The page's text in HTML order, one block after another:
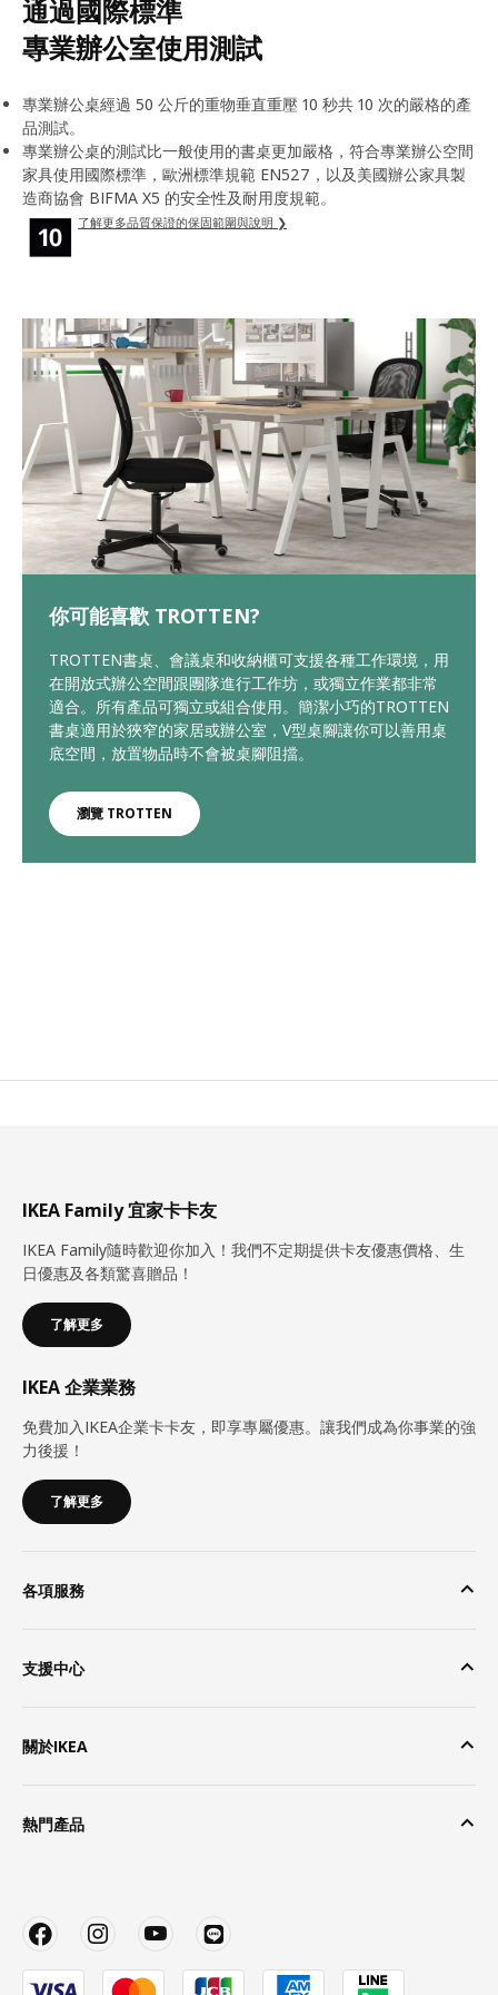
通過國際標準
專業辦公室使用測試
專業辦公桌經過 50 公斤的重物垂直重壓 10 秒共 10 次的嚴格的產
品測試。
專業辦公桌的測試比一般使用的書桌更加嚴格，符合專業辦公空間
家具使用國際標準，歐洲標準規範 EN527，以及美國辦公家具製
造商協會 BIFMA X5 的安全性及耐用度規範。
了解更多品質保證的保固範圍與說明 ❯
你可能喜歡 TROTTEN?
TROTTEN書桌、會議桌和收納櫃可支援各種工作環境，用
在開放式辦公空間跟團隊進行工作坊，或獨立作業都非常
適合。所有產品可獨立或組合使用。簡潔小巧的TROTTEN
書桌適用於狹窄的家居或辦公室，V型桌腳讓你可以善用桌
底空間，放置物品時不會被桌腳阻擋。
瀏覽 TROTTEN
IKEA Family 宜家卡卡友
IKEA Family隨時歡迎你加入！我們不定期提供卡友優惠價格、生
日優惠及各類驚喜贈品！
了解更多
IKEA 企業業務
免費加入IKEA企業卡卡友，即享專屬優惠。讓我們成為你事業的強
力後援！
了解更多
各項服務
支援中心
關於IKEA
熱門產品